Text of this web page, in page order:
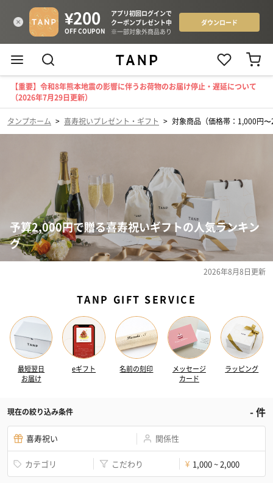
【重要】令和8年熊本地震の影響に伴うお荷物のお届け停止・遅延について
（2026年7月29日更新）
タンプホーム > 喜寿祝いプレゼント・ギフト > 対象商品（価格帯：1,000円
予算2,000円で贈る喜寿祝いギフトの人気ランキン
グ
2026年8月8日更新
TANP GIFT SERVICE
最短翌日
お届け
eギフト 名前の刻印
メッセージ
カード
ラッピング
現在の絞り込み条件 -件
喜寿祝い 関係性
カテゴリ こだわり ¥ 1,000 ~ 2,000